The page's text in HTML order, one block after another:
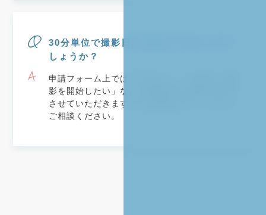
30分単位で撮影日の申請はできないので
しょうか？
申請フォーム上ではできません。「30分から撮
影を開始したい」などご要望がある場合は対応
させていただきますのでお問合せフォームより
ご相談ください。